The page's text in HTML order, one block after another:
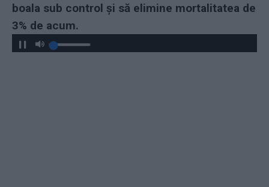
boala sub control și să elimine mortalitatea de
3% de acum.